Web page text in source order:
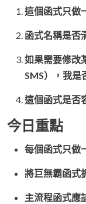
這個函式只做
函式名稱是否
如果需要修改
SMS），我是
這個函式是否
今日重點
每個函式只做
將巨無霸函式
主流程函式應